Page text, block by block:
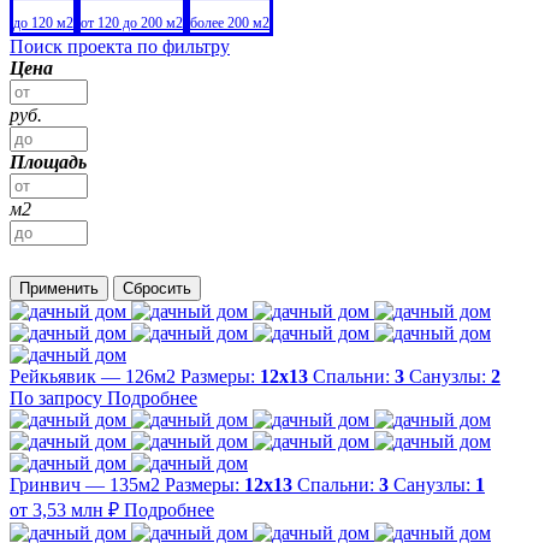
до 120 м2 от 120 до 200 м2 более 200 м2
Поиск проекта по фильтру
Цена
руб.
Площадь
м2
Применить Сбросить
Рейкьявик — 126м2 Размеры: 12х13 Спальни: 3 Санузлы: 2
По запросу Подробнее
Гринвич — 135м2 Размеры: 12х13 Спальни: 3 Санузлы: 1
от 3,53 млн ₽ Подробнее